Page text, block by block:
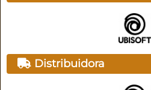
Distribuidora